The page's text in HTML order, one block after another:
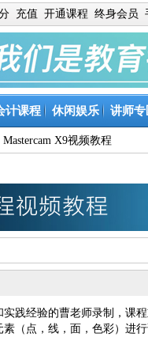
充值 开通课程 终身会员
计课程 休闲娱乐 讲师专
Mastercam X9视频教程
践经验的曹老师录制，课
（点，线，面，色彩）进